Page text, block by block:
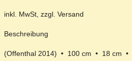
inkl. MwSt, zzgl. Versand
Beschreibung
(Offenthal 2014) • 100 cm • 18 cm